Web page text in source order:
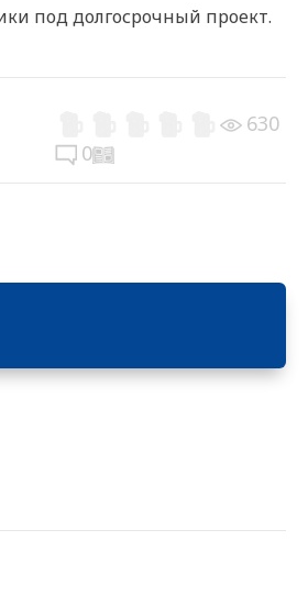
под долгосрочный проект.
630
0